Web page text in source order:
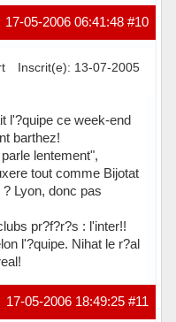
#10
17-05-2006 06:41:48
Inscrit(e): 13-07-2005
l'?quipe ce week-end
barthez!
lentement",
tout comme Bijotat
Lyon, donc pas
pr?f?r?s : l'inter!!
l'?quipe. Nihat le r?al
#11
17-05-2006 18:49:25